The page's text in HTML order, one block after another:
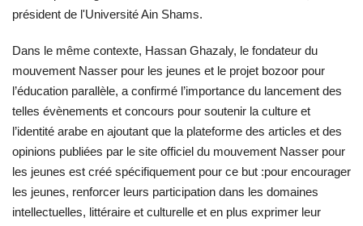
L'exposition
Références
Gallery
Nos Partenaires
opportunités
Language
président de l'Université Ain Shams.
Dans le même contexte, Hassan Ghazaly, le fondateur du
mouvement Nasser pour les jeunes et le projet bozoor pour
l’éducation parallèle, a confirmé l’importance du lancement des
telles évènements et concours pour soutenir la culture et
l’identité arabe en ajoutant que la plateforme des articles et des
opinions publiées par le site officiel du mouvement Nasser pour
les jeunes est créé spécifiquement pour ce but :pour encourager
les jeunes, renforcer leurs participation dans les domaines
intellectuelles, littéraire et culturelle et en plus exprimer leur